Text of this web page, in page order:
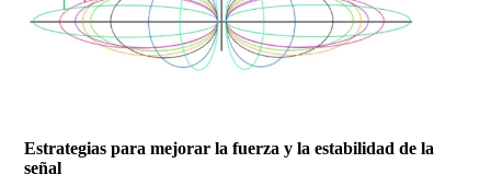
Estrategias para mejorar la fuerza y la estabilidad de la
señal